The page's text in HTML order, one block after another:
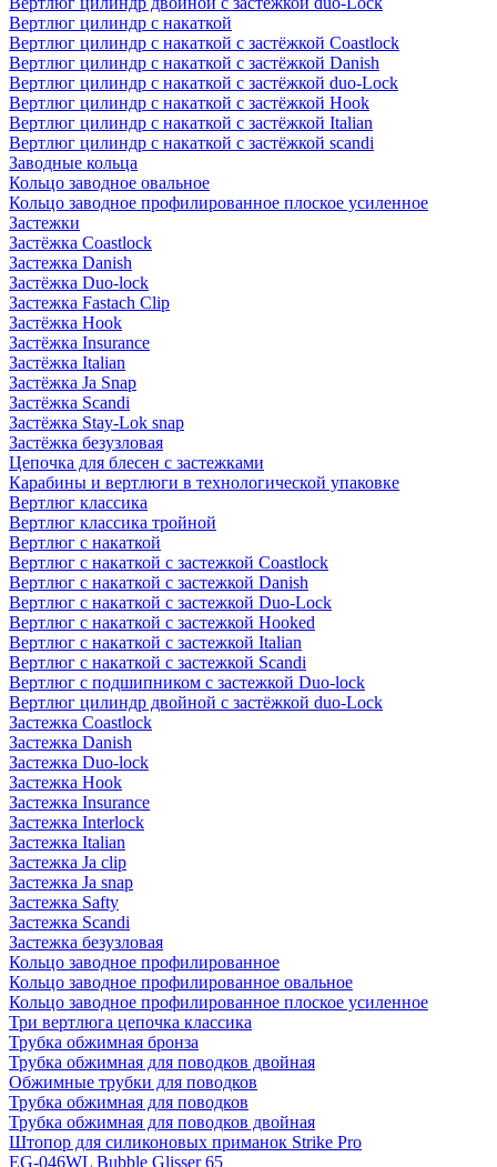
Вертлюг цилиндр с накаткой
Вертлюг цилиндр с накаткой с застёжкой Coastlock
Вертлюг цилиндр с накаткой с застёжкой Danish
Вертлюг цилиндр с накаткой с застёжкой duo-Lock
Вертлюг цилиндр с накаткой с застёжкой Hook
Вертлюг цилиндр с накаткой с застёжкой Italian
Вертлюг цилиндр с накаткой с застёжкой scandi
Заводные кольца
Кольцо заводное овальное
Кольцо заводное профилированное плоское усиленное
Застежки
Застёжка Coastlock
Застежка Danish
Застёжка Duo-lock
Застежка Fastach Clip
Застёжка Hook
Застёжка Insurance
Застёжка Italian
Застёжка Ja Snap
Застёжка Scandi
Застёжка Stay-Lok snap
Застёжка безузловая
Цепочка для блесен с застежками
Карабины и вертлюги в технологической упаковке
Вертлюг классика
Вертлюг классика тройной
Вертлюг с накаткой
Вертлюг с накаткой с застежкой Coastlock
Вертлюг с накаткой с застежкой Danish
Вертлюг с накаткой с застежкой Duo-Lock
Вертлюг с накаткой с застежкой Hooked
Вертлюг с накаткой с застежкой Italian
Вертлюг с накаткой с застежкой Scandi
Вертлюг с подшипником с застежкой Duo-lock
Вертлюг цилиндр двойной с застёжкой duo-Lock
Застежка Coastlock
Застежка Danish
Застежка Duo-lock
Застежка Hook
Застежка Insurance
Застежка Interlock
Застежка Italian
Застежка Ja clip
Застежка Ja snap
Застежка Safty
Застежка Scandi
Застежка безузловая
Кольцо заводное профилированное
Кольцо заводное профилированное овальное
Кольцо заводное профилированное плоское усиленное
Три вертлюга цепочка классика
Трубка обжимная бронза
Трубка обжимная для поводков двойная
Обжимные трубки для поводков
Трубка обжимная для поводков
Трубка обжимная для поводков двойная
Штопор для силиконовых приманок Strike Pro
EG-046WL Bubble Glisser 65